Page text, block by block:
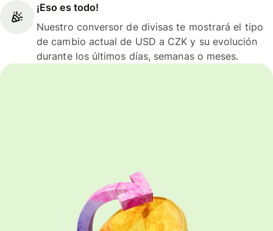
¡Eso es todo!
Nuestro conversor de divisas te mostrará el tipo
de cambio actual de USD a CZK y su evolución
durante los últimos días, semanas o meses.